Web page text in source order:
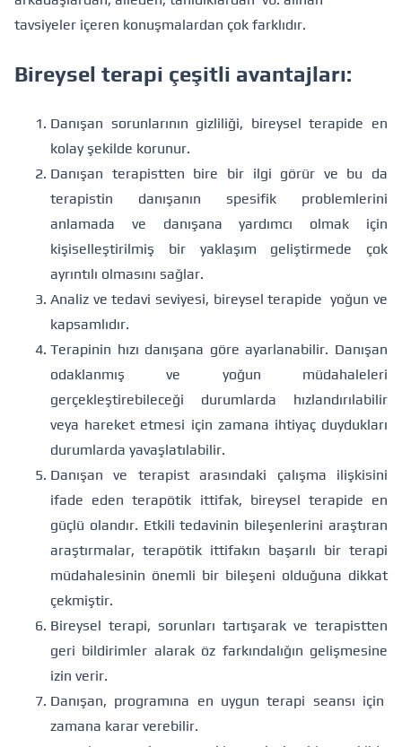
tavsiyeler içeren konuşmalardan çok farklıdır.
Bireysel terapi çeşitli avantajları:
Danışan sorunlarının gizliliği, bireysel terapide en
kolay şekilde korunur.
Danışan terapistten bire bir ilgi görür ve bu da
terapistin danışanın spesifik problemlerini
anlamada ve danışana yardımcı olmak için
kişiselleştirilmiş bir yaklaşım geliştirmede çok
ayrıntılı olmasını sağlar.
Analiz ve tedavi seviyesi, bireysel terapide yoğun ve
kapsamlıdır.
Terapinin hızı danışana göre ayarlanabilir. Danışan
odaklanmış ve yoğun müdahaleleri
gerçekleştirebileceği durumlarda hızlandırılabilir
veya hareket etmesi için zamana ihtiyaç duydukları
durumlarda yavaşlatılabilir.
Danışan ve terapist arasındaki çalışma ilişkisini
ifade eden terapötik ittifak, bireysel terapide en
güçlü olandır. Etkili tedavinin bileşenlerini araştıran
araştırmalar, terapötik ittifakın başarılı bir terapi
müdahalesinin önemli bir bileşeni olduğuna dikkat
çekmiştir.
Bireysel terapi, sorunları tartışarak ve terapistten
geri bildirimler alarak öz farkındalığın gelişmesine
izin verir.
Danışan, programına en uygun terapi seansı için
zamana karar verebilir.